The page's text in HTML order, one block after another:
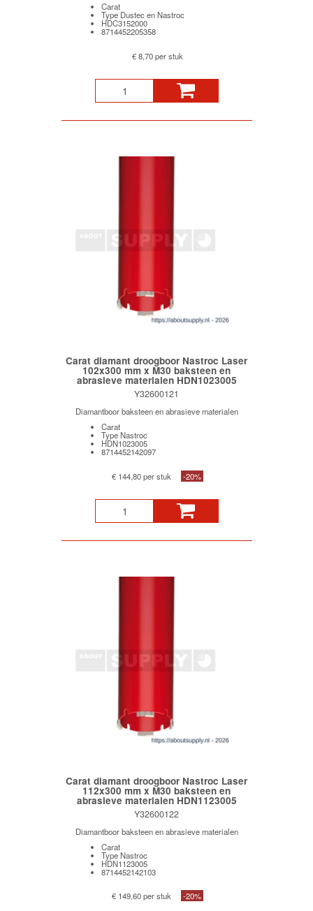
Carat
Type Dustec en Nastroc
HDC3152000
8714452205358
€ 8,70 per stuk
Carat diamant droogboor Nastroc Laser
102x300 mm x M30 baksteen en
abrasieve materialen HDN1023005
Y32600121
Diamantboor baksteen en abrasieve materialen
Carat
Type Nastroc
HDN1023005
8714452142097
€ 144,80 per stuk -20%
Carat diamant droogboor Nastroc Laser
112x300 mm x M30 baksteen en
abrasieve materialen HDN1123005
Y32600122
Diamantboor baksteen en abrasieve materialen
Carat
Type Nastroc
HDN1123005
8714452142103
€ 149,60 per stuk -20%